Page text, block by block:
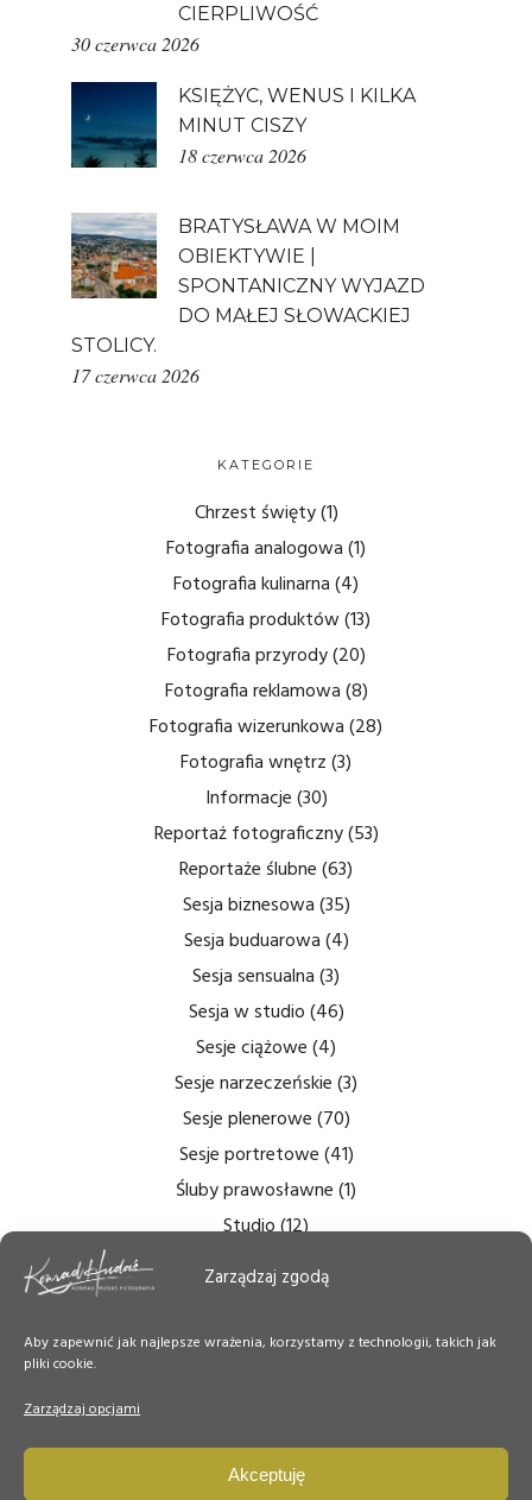
Zarządzaj zgodą
Aby zapewnić jak najlepsze wrażenia, korzystamy z technologii, takich jak
pliki cookie.
Zarządzaj opcjami
Akceptuję
CIERPLIWOŚĆ
30 czerwca 2026
KSIĘŻYC, WENUS I KILKA
MINUT CISZY
18 czerwca 2026
BRATYSŁAWA W MOIM
OBIEKTYWIE |
SPONTANICZNY WYJAZD
DO MAŁEJ SŁOWACKIEJ
STOLICY.
17 czerwca 2026
KATEGORIE
Chrzest święty(1)
Fotografia analogowa(1)
Fotografia kulinarna(4)
Fotografia produktów(13)
Fotografia przyrody(20)
Fotografia reklamowa(8)
Fotografia wizerunkowa(28)
Fotografia wnętrz(3)
Informacje(30)
Reportaż fotograficzny(53)
Reportaże ślubne(63)
Sesja biznesowa(35)
Sesja buduarowa(4)
Sesja sensualna(3)
Sesja w studio(46)
Sesje ciążowe(4)
Sesje narzeczeńskie(3)
Sesje plenerowe(70)
Sesje portretowe(41)
Śluby prawosławne(1)
Studio(12)
Zdjęcia bezcieniowe
Zdjęcia ślubne(14)
Zdjęcie Dnia(50)